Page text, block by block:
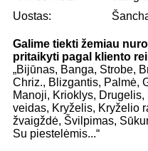
Uostas:
Galime tiekti žemiau
pritaikyti pagal kliento
„Bijūnas, Banga, Strobe,
Chriz., Blizgantis, Palmė,
Manoji, Krioklys,
veidas, Kryželis, Kryželio
žvaigždė, Švilpimas,
Su piestelėmis...“